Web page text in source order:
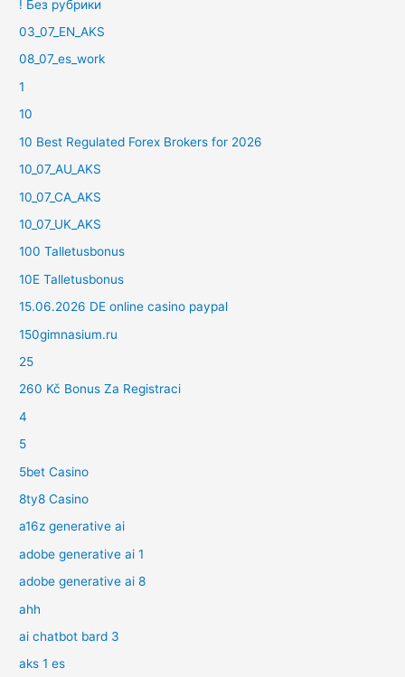
! Без рубрики
03_07_EN_AKS
08_07_es_work
1
10
10 Best Regulated Forex Brokers for 2026
10_07_AU_AKS
10_07_CA_AKS
10_07_UK_AKS
100 Talletusbonus
10E Talletusbonus
15.06.2026 DE online casino paypal
150gimnasium.ru
25
260 Kč Bonus Za Registraci
4
5
5bet Casino
8ty8 Casino
a16z generative ai
adobe generative ai 1
adobe generative ai 8
ahh
ai chatbot bard 3
aks 1 es